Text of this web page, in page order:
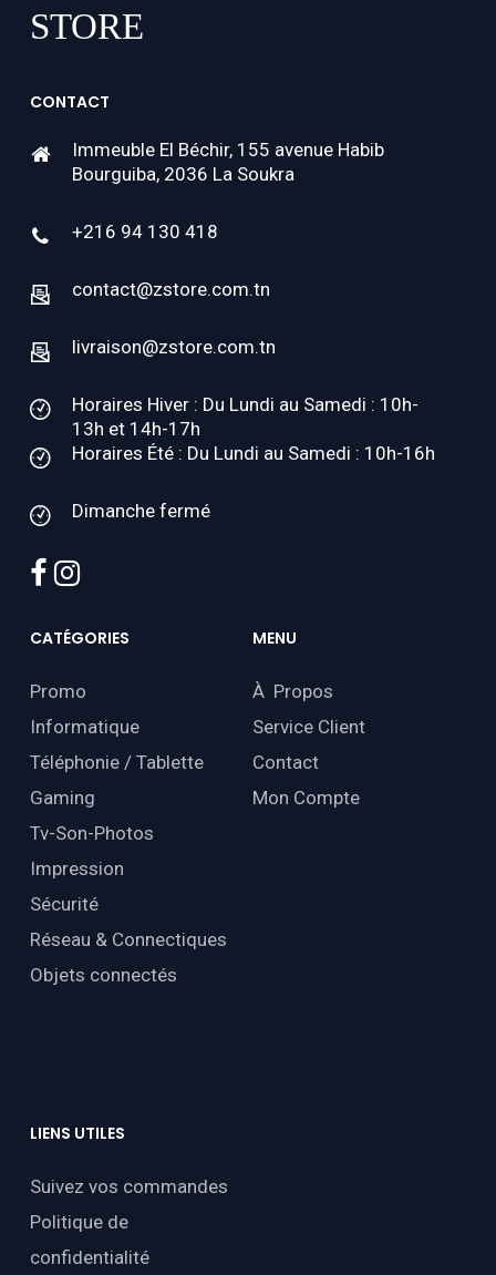
CONTACT
Immeuble El Béchir, 155 avenue Habib
Bourguiba, 2036 La Soukra
+216 94 130 418
contact@zstore.com.tn
livraison@zstore.com.tn
Horaires Hiver : Du Lundi au Samedi : 10h-
13h et 14h-17h
Horaires Été : Du Lundi au Samedi : 10h-16h
Dimanche fermé
facebook
instagram
CATÉGORIES
Promo
Informatique
Téléphonie / Tablette
Gaming
Tv-Son-Photos
Impression
Sécurité
Réseau & Connectiques
Objets connectés
MENU
À Propos
Service Client
Contact
Mon Compte
LIENS UTILES
Suivez vos commandes
Politique de
confidentialité